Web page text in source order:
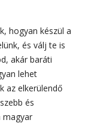
hogyan készül a
és válj te is
akár baráti
lehet
az elkerülendő
és
magyar